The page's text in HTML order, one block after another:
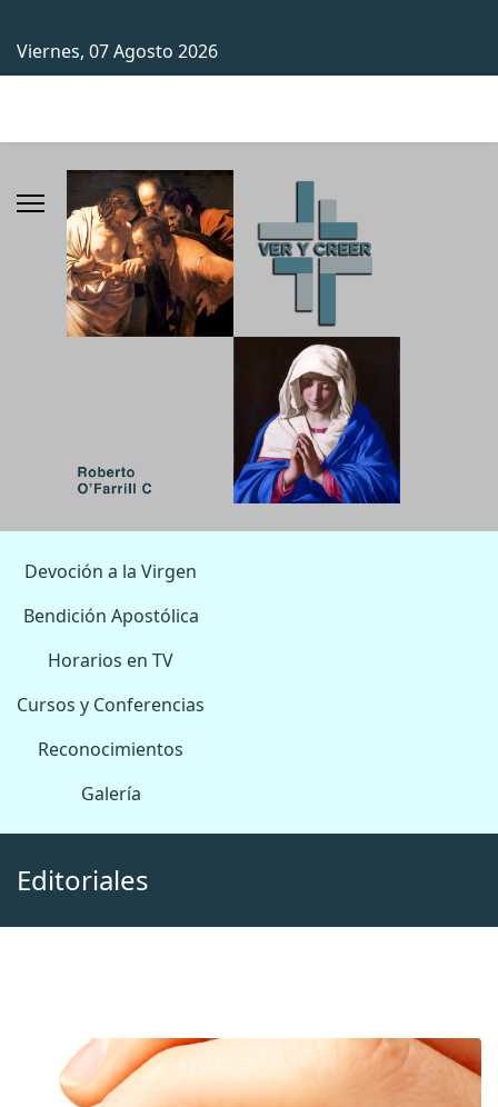
Viernes, 07 Agosto 2026
Devoción a la Virgen
Bendición Apostólica
Horarios en TV
Cursos y Conferencias
Reconocimientos
Galería
Editoriales